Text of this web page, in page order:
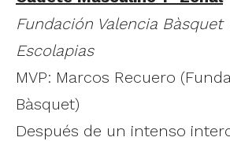
Fundación Valencia Bàsquet
Escolapias
MVP: Marcos Recuero
Bàsquet)
Después de un intenso